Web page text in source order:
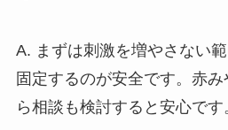
A. まずは刺激を増やさない
固定するのが安全です。赤
ら相談も検討すると安心です